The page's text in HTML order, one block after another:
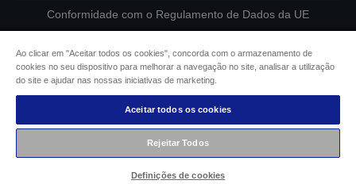
Conformidade com o Regulamento de Dados da UE
Informações sobre cookies
Compromisso da Epson para com a acessibilidade
Copyright © 2026 Seiko Epson
Ao clicar em "Aceitar todos os cookies", concorda com o armazenamento de
cookies no seu dispositivo para melhorar a navegação no site, analisar a utilização
do site e ajudar nas nossas iniciativas de marketing.
Aceitar todos os cookies
Rejeitar Todos
Definições de cookies